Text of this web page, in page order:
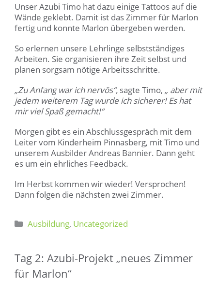
Unser Azubi Timo hat dazu einige Tattoos auf die
Wände geklebt. Damit ist das Zimmer für Marlon
fertig und konnte Marlon übergeben werden.
So erlernen unsere Lehrlinge selbstständiges
Arbeiten. Sie organisieren ihre Zeit selbst und
planen sorgsam nötige Arbeitsschritte.
„Zu Anfang war ich nervös“, sagte Timo, „ aber mit
jedem weiterem Tag wurde ich sicherer! Es hat
mir viel Spaß gemacht!“
Morgen gibt es ein Abschlussgespräch mit dem
Leiter vom Kinderheim Pinnasberg, mit Timo und
unserem Ausbilder Andreas Bannier. Dann geht
es um ein ehrliches Feedback.
Im Herbst kommen wir wieder! Versprochen!
Dann folgen die nächsten zwei Zimmer.
Kategorien
Ausbildung, Uncategorized
Tag 2: Azubi-Projekt „neues Zimmer
für Marlon“